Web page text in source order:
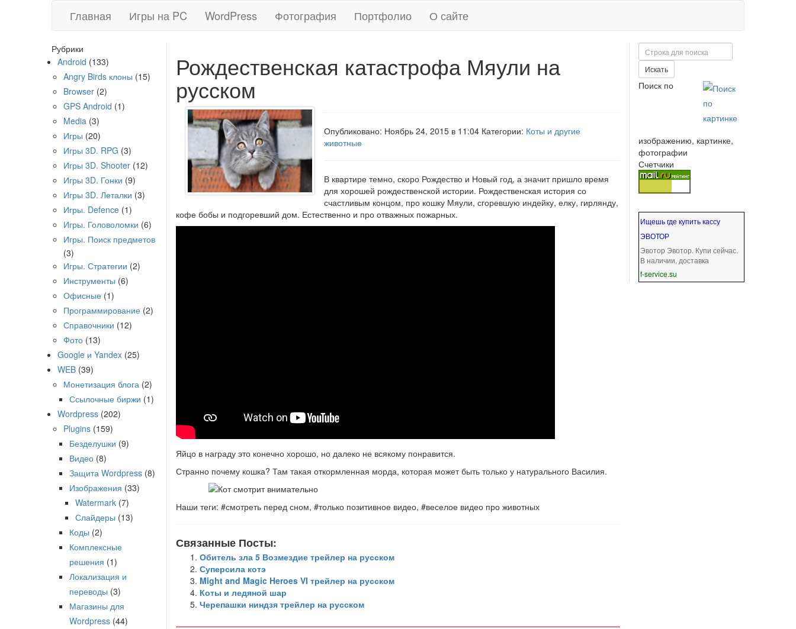
Главная Игры на PC WordPress Фотография Портфолио О сайте
Рождественская катастрофа Мяули на
русском
Опубликовано: Ноябрь 24, 2015 в 11:04 Категории: Коты и другие
животные
В квартире темно, скоро Рождество и Новый год, а значит пришло время
для хорошей рождественской истории. Рождественская история со
счастливым концом, про кошку Мяули, сгоревшую индейку, елку, гирлянду,
кофе бобы и подгоревший дом. Естественно и про отважных пожарных.
Яйцо в награду это конечно хорошо, но далеко не всякому понравится.
Странно почему кошка? Там такая откормленная морда, которая может быть только у натурального Василия.
Наши теги: #смотреть перед сном, #только позитивное видео, #веселое видео про животных
Связанные Посты:
Обитель зла 5 Возмездие трейлер на русском
Суперсила котэ
Might and Magic Heroes VI трейлер на русском
Коты и ледяной шар
Черепашки ниндзя трейлер на русском
Рубрики
Android (133)
Angry Birds клоны (15)
Browser (2)
GPS Android (1)
Media (3)
Игры (20)
Игры 3D. RPG (3)
Игры 3D. Shooter (12)
Игры 3D. Гонки (9)
Игры 3D. Леталки (3)
Игры. Defence (1)
Игры. Головоломки (6)
Игры. Поиск предметов
(3)
Игры. Стратегии (2)
Инструменты (6)
Офисные (1)
Программирование (2)
Справочники (12)
Фото (13)
Google и Yandex (25)
WEB (39)
Монетизация блога (2)
Ссылочные биржи (1)
Wordpress (202)
Plugins (159)
Безделушки (9)
Видео (8)
Защита Wordpress (8)
Изображения (33)
Watermark (7)
Слайдеры (13)
Коды (2)
Комплексные
решения (1)
Локализация и
переводы (3)
Магазины для
Wordpress (44)
Поиск
Искать
Поиск по
изображению, картинке,
фотографии
Счетчики
Ищешь где купить кассу
ЭВОТОР
Эвотор Эвотор. Купи сейчас.
В наличии, доставка
f-service.su